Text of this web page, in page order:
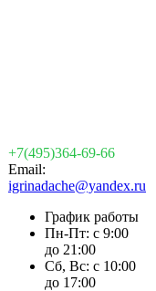
+7(495)364-69-66
Email:
igrinadache@yandex.ru
График работы
Пн-Пт: с 9:00
до 21:00
Сб, Вс: с 10:00
до 17:00